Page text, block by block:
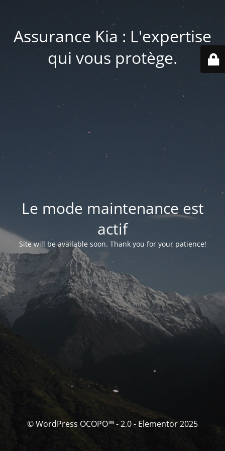
Assurance Kia : L'expertise
qui vous protège.
Le mode maintenance est
actif
Site will be available soon. Thank you for your patience!
© WordPress OCOPO™ - 2.0 - Elementor 2025